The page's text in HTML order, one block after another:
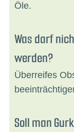
Öle.
Was darf
werden?
Überreifes
Soll man